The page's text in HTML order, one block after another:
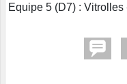
Equipe 5 (D7) :